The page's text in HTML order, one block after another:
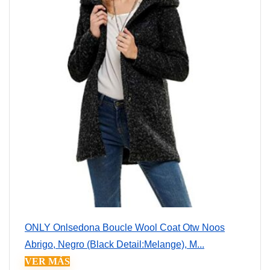
ONLY Onlsedona Boucle Wool Coat Otw Noos
Abrigo, Negro (Black Detail:Melange), M...
VER MÁS